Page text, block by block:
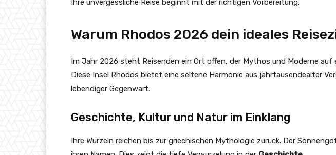
Ihre unvergessliche Reise beginnt mit der richtigen Vorbereitung.
Warum Rhodos 2026 dein ideales
Im Jahr 2026 steht Reisenden ein Ort offen, der Mythos und Moderne auf
Diese Insel Rhodos bietet eine seltene Harmonie aus jahrtausendealter
lebendiger Gegenwart.
Geschichte, Kultur und Natur im Einklang
Ihre Wurzeln reichen bis zur griechischen Mythologie zurück. Der